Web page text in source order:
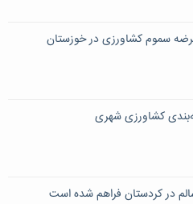
سموم کشاورزی در خوزستان
کشاورزی شهری
در کردستان فراهم شده است